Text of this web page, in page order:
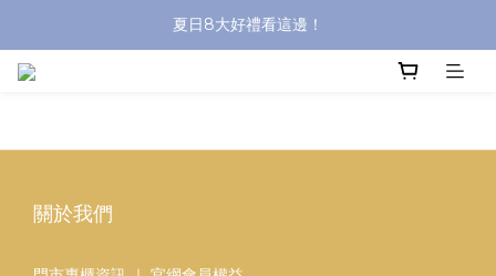
沐浴油單品限時9折！
夏日8大好禮看這邊！
關於我們